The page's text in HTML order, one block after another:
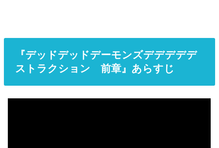
『デッドデッドデーモンズデデデデデ
ストラクション 前章』あらすじ